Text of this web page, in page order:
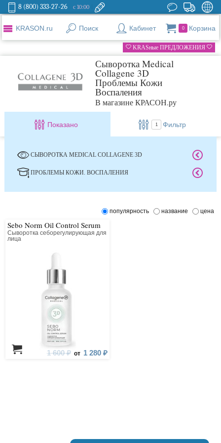
8 (800) 333-27-26 с 10:00
KRASON.ru Поиск Кабинет 0 Корзина
KRASные ПРЕДЛОЖЕНИЯ
Сыворотка Medical
Collagene 3D
Проблемы Кожи
Воспаления
В магазине КРАСОН.ру
Показано 1 Фильтр
СЫВОРОТКА MEDICAL COLLAGENE 3D
ПРОБЛЕМЫ КОЖИ. ВОСПАЛЕНИЯ
популярность название цена
Sebo Norm Oil Control Serum
Сыворотка себорегулирующая для
лица
1 600 ₽ от 1 280 ₽